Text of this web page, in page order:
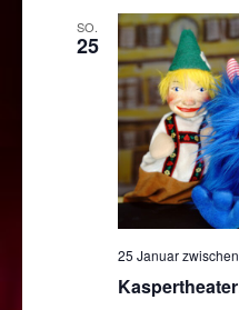
SO.
25
25 Januar